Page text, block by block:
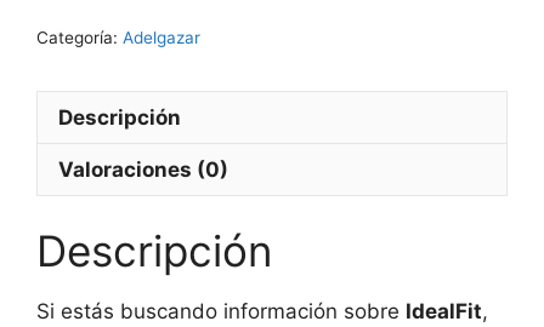
Categoría: Adelgazar
Descripción
Valoraciones (0)
Descripción
Si estás buscando información sobre IdealFit,